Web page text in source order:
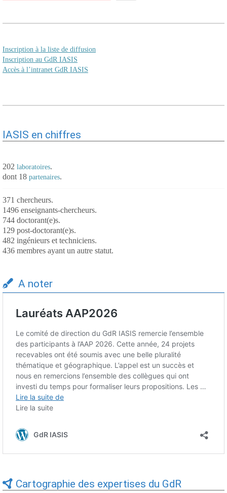
Inscription à la liste de diffusion
Inscription au GdR IASIS
Accès à l’intranet GdR IASIS
IASIS en chiffres
202 laboratoires.
dont 18 partenaires.
371 chercheurs.
1496 enseignants-chercheurs.
744 doctorant(e)s.
129 post-doctorant(e)s.
482 ingénieurs et techniciens.
436 membres ayant un autre statut.
A noter
Cartographie des expertises du GdR